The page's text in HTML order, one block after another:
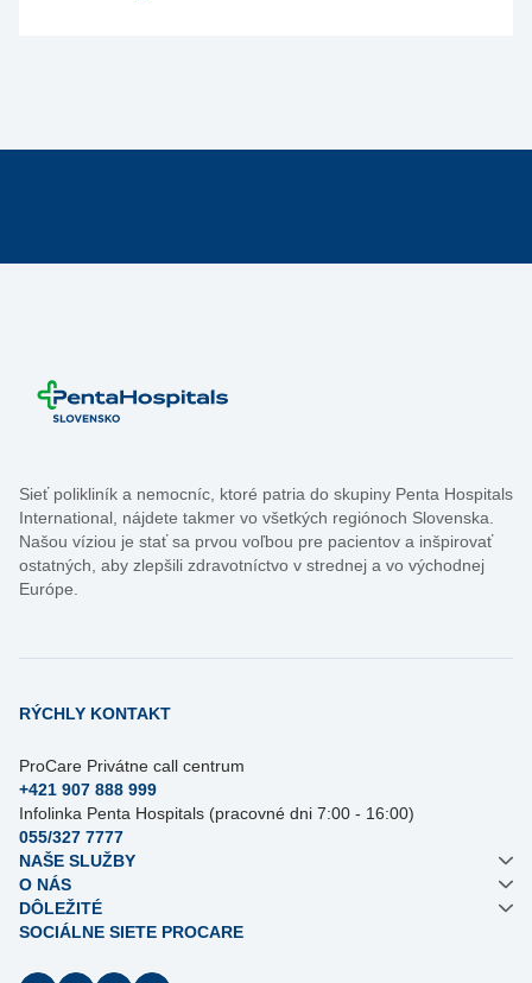
Sieť polikliník a nemocníc, ktoré patria do skupiny Penta Hospitals
International, nájdete takmer vo všetkých regiónoch Slovenska.
Našou víziou je stať sa prvou voľbou pre pacientov a inšpirovať
ostatných, aby zlepšili zdravotníctvo v strednej a vo východnej
Európe.
RÝCHLY KONTAKT
ProCare Privátne call centrum
+421 907 888 999
Infolinka Penta Hospitals (pracovné dni 7:00 - 16:00)
055/327 7777
NAŠE SLUŽBY
O NÁS
DÔLEŽITÉ
SOCIÁLNE SIETE PROCARE